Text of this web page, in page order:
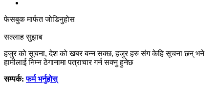
फेसबुक मार्फत जोडिनुहोस
सल्लाह सुझाब
हजुर को सूचना, देश को खबर बन्न सक्छ, हजुर हरु संग केहि सूचना छन् भने
हामीलाई निम्न ठेगानामा पत्राचार गर्न सक्नु हुनेछ
सम्पर्क:फर्म भर्नुहोस्